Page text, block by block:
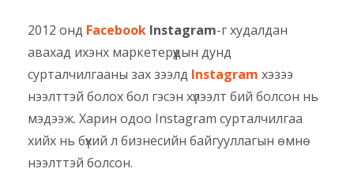
2012 онд Facebook Instagram-г худалдан
авахад ихэнх маркетерүүдын дунд
сурталчилгааны зах зээлд Instagram хэзээ
нээлттэй болох бол гэсэн хүлээлт бий болсон нь
мэдээж. Харин одоо Instagram сурталчилгаа
хийх нь бүхий л бизнесийн байгууллагын өмнө
нээлттэй болсон.